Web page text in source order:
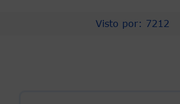
Visto por: 7212